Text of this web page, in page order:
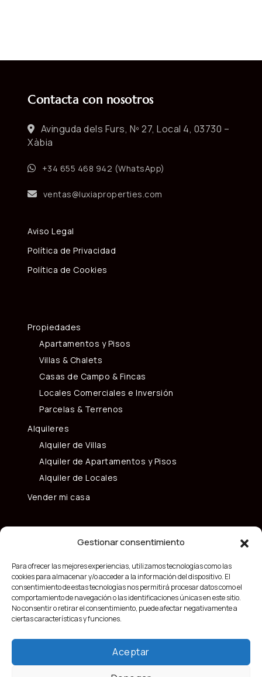
Gestionar consentimiento
Para ofrecer las mejores experiencias, utilizamos tecnologías como las
cookies para almacenar y/o acceder a la información del dispositivo. El
consentimiento de estas tecnologías nos permitirá procesar datos como el
comportamiento de navegación o las identificaciones únicas en este sitio.
No consentir o retirar el consentimiento, puede afectar negativamente a
ciertas características y funciones.
Aceptar
Contacta con nosotros
Avinguda dels Furs, Nº 27, Local 4, 03730 –
Xàbia
+34 655 468 942 (WhatsApp)
ventas@luxiaproperties.com
Aviso Legal
Política de Privacidad
Política de Cookies
Propiedades
Apartamentos y Pisos
Villas & Chalets
Casas de Campo & Fincas
Locales Comerciales e Inversión
Parcelas & Terrenos
Alquileres
Alquiler de Villas
Alquiler de Apartamentos y Pisos
Alquiler de Locales
Vender mi casa